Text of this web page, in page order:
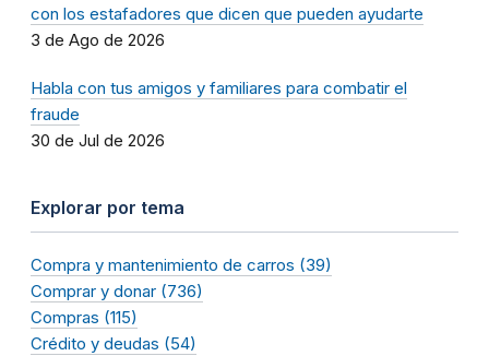
con los estafadores que dicen que pueden ayudarte
3 de Ago de 2026
Habla con tus amigos y familiares para combatir el
fraude
30 de Jul de 2026
Explorar por tema
Compra y mantenimiento de carros (39)
Comprar y donar (736)
Compras (115)
Crédito y deudas (54)